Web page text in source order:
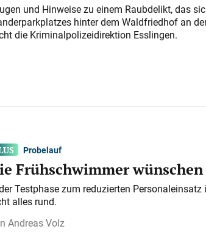
und Hinweise zu einem Raubdelikt, das
hinter dem Waldfriedhof an
die Kriminalpolizeidirektion Esslingen.
Probelauf
Frühschwimmer
Testphase zum reduzierten
alles rund.
Andreas Volz